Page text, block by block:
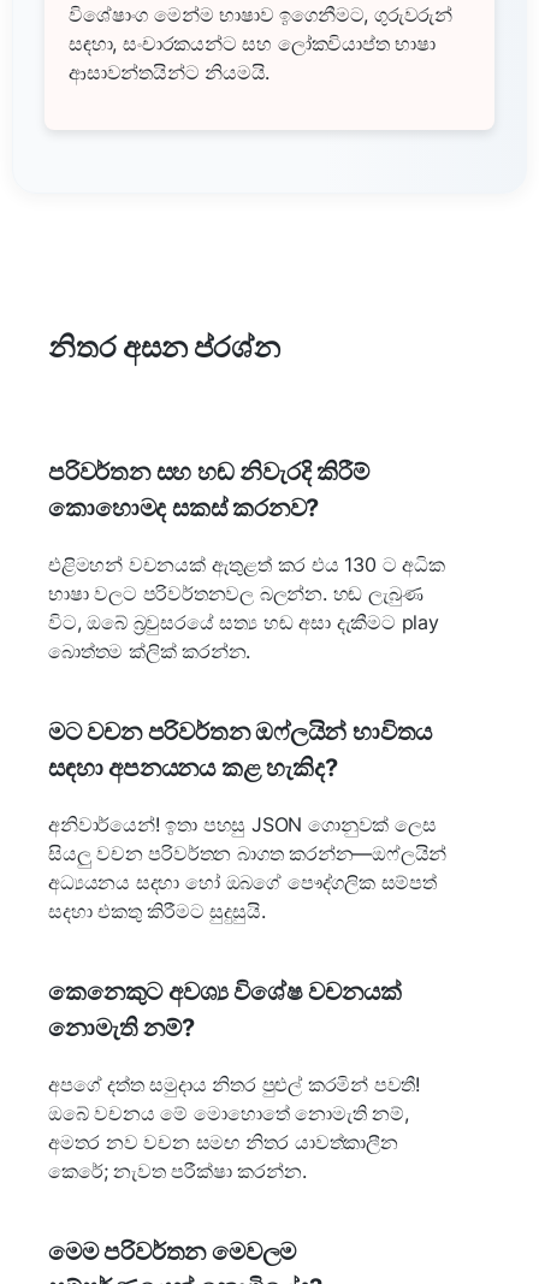
විශේෂාංග මෙන්ම භාෂාව ඉගෙනීමට, ගුරුවරුන්
සඳහා, සංචාරකයන්ට සහ ලෝකවි‍යාප්ත භාෂා
ආසාවන්තයින්ට නියමයි.
නිතර අසන ප්රශ්න
පරිවර්තන සහ හඬ නිවැරදි කිරීම්
කොහොමද සකස් කරනව?
එළිමහන් වචනයක් ඇතුළත් කර එය 130 ට අධික
භාෂා වලට පරිවර්තනවල බලන්න. හඬ ලැබුණ
විට, ඔබේ බ්‍රවුසරයේ සත්‍ය හඬ අසා දැකීමට play
බොත්තම ක්ලික් කරන්න.
මට වචන පරිවර්තන ඔෆ්ලයින් භාවිතය
සඳහා අපනයනය කළ හැකිද?
අනිවාර්යෙන්! ඉතා පහසු JSON ගොනුවක් ලෙස
සියලු වචන පරිවර්තන බාගත කරන්න—ඔෆ්ලයින්
අධ්‍යයනය සදහා හෝ ඔබගේ පෞද්ගලික සම්පත්
සදහා එකතු කිරීමට සුදුසුයි.
කෙනෙකුට අවශ්‍ය විශේෂ වචනයක්
නොමැති නම්?
අපගේ දත්ත සමුදාය නිතර පුළුල් කරමින් පවතී!
ඔබේ වචනය මේ මොහොතේ නොමැති නම්,
අමතර නව වචන සමඟ නිතර යාවත්කාලීන
කෙරේ; නැවත පරීක්ෂා කරන්න.
මෙම පරිවර්තන මෙවලම